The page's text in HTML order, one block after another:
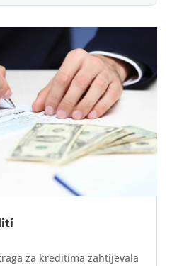
za kreditima zahtijevala